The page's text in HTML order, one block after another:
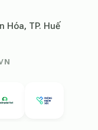
Hóa, TP. Huế